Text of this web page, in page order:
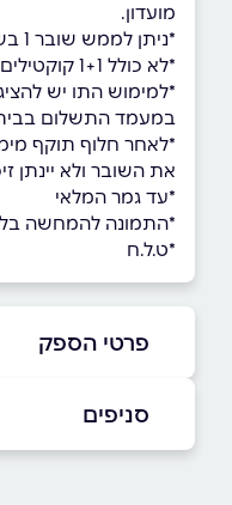
מועדון.
*ניתן לממש שובר 1 בשולחן
*לא כולל 1+1 קוקטילים
*למימוש התו יש
במעמד התשלום
*לאחר חלוף תוקף
את השובר ולא יינתן
*עד גמר המלאי
*התמונה להמחשה
*ט.ל.ח
פרטי הספק
באתר
סניפים